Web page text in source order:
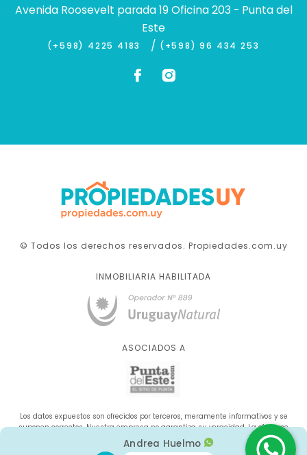
Andrea Huelmo
Avenida Roosevelt parada 19 Oficina 203 - Punta del
Este
(+598) 4225 4183 / (+598) 96 434 253
© Todos los derechos reservados. Propiedades.com.uy
INMOBILIARIA HABILITADA
ASOCIADOS A
Los datos expuestos son ofrecidos por terceros, meramente informativos y se
suponen correctos. Nuestra empresa no garantiza su veracidad. La oferta se
sujeta a errores, cambios de precio, omisión y/o retirada del mercado sin aviso
previo.